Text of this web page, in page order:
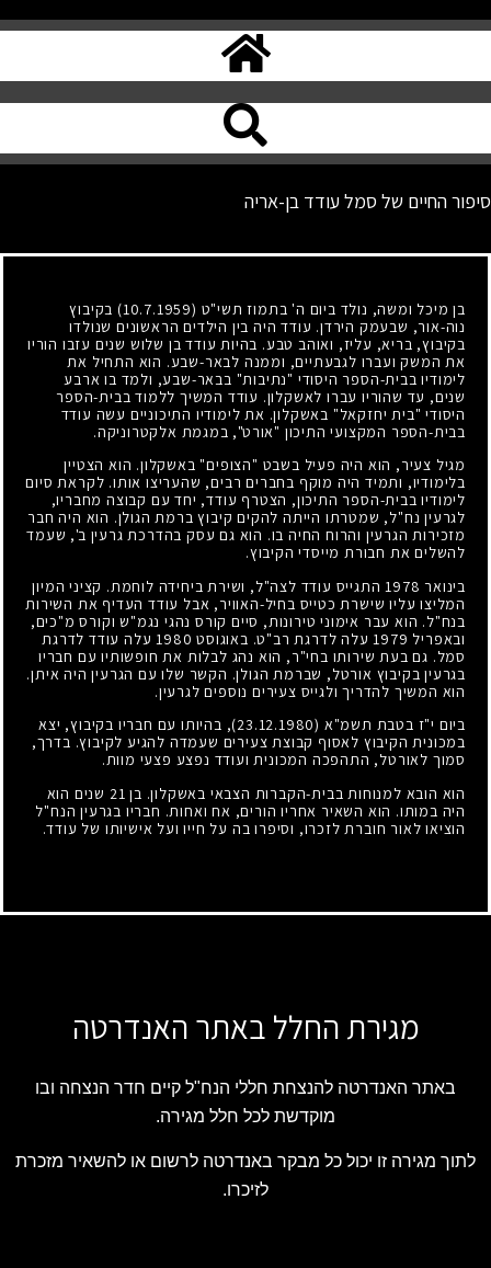
סיפור החיים של סמל עודד בן-אריה
בן מיכל ומשה, נולד ביום ה' בתמוז תשי"ט (10.7.1959)
בקיבוץ
נוה-אור, שבעמק הירדן. עודד היה בין הילדים הראשונים שנולדו
בקיבוץ, בריא, עליז, ואוהב טבע. בהיות עודד בן שלוש שנים עזבו הוריו
את המשק ועברו לגבעתיים, וממנה לבאר-שבע. הוא התחיל את
לימודיו בבית-הספר היסודי "נתיבות" בבאר-שבע, ולמד בו ארבע
שנים, עד שהוריו עברו לאשקלון. עודד המשיך ללמוד בבית-הספר
היסודי "בית יחזקאל" באשקלון. את לימודיו התיכוניים עשה עודד
בבית-הספר המקצועי התיכון "אורט", במגמת אלקטרוניקה.
מגיל צעיר, הוא היה פעיל בשבט "הצופים" באשקלון. הוא הצטיין
בלימודיו, ותמיד היה מוקף בחברים רבים, שהעריצו אותו. לקראת סיום
לימודיו בבית-הספר התיכון, הצטרף עודד, יחד עם קבוצה מחבריו,
לגרעין נח"ל, שמטרתו הייתה להקים קיבוץ ברמת הגולן. הוא היה חבר
מזכירות הגרעין והרוח החיה בו. הוא גם עסק בהדרכת גרעין ב', שעמד
להשלים את חבורת מייסדי הקיבוץ.
בינואר 1978התגייס עודד לצה"ל, ושירת ביחידה לוחמת. קציני המיון
המליצו עליו שישרת כטייס בחיל-האוויר, אבל עודד העדיף את השירות
בנח"ל. הוא עבר אימוני טירונות, סיים קורס נהגי נגמ"ש וקורס מ"כים,
ובאפריל 1979עלה לדרגת רב"ט. באוגוסט 1980עלה עודד לדרגת
סמל. גם בעת שירותו בחי"ר, הוא נהג לבלות את חופשותיו עם חבריו
בגרעין בקיבוץ אורטל, שברמת הגולן. הקשר שלו עם הגרעין היה איתן.
הוא המשיך להדריך ולגייס צעירים נוספים לגרעין.
ביום י"ז בטבת תשמ"א (23.12.1980)
, בהיותו עם חבריו בקיבוץ, יצא
במכונית הקיבוץ לאסוף קבוצת צעירים שעמדה להגיע לקיבוץ. בדרך,
סמוך לאורטל, התהפכה המכונית ועודד נפצע פצעי מוות.
הוא הובא למנוחות בבית-הקברות הצבאי באשקלון. בן 21 שנים הוא
היה במותו. הוא השאיר אחריו הורים, אח ואחות. חבריו בגרעין הנח"ל
הוציאו לאור חוברת לזכרו, וסיפרו בה על חייו ועל אישיותו של עודד.
מגירת החלל באתר האנדרטה
באתר האנדרטה להנצחת חללי הנח"ל קיים חדר הנצחה ובו
מוקדשת לכל חלל מגירה.
לתוך מגירה זו יכול כל מבקר באנדרטה לרשום או להשאיר מזכרת
לזיכרו.